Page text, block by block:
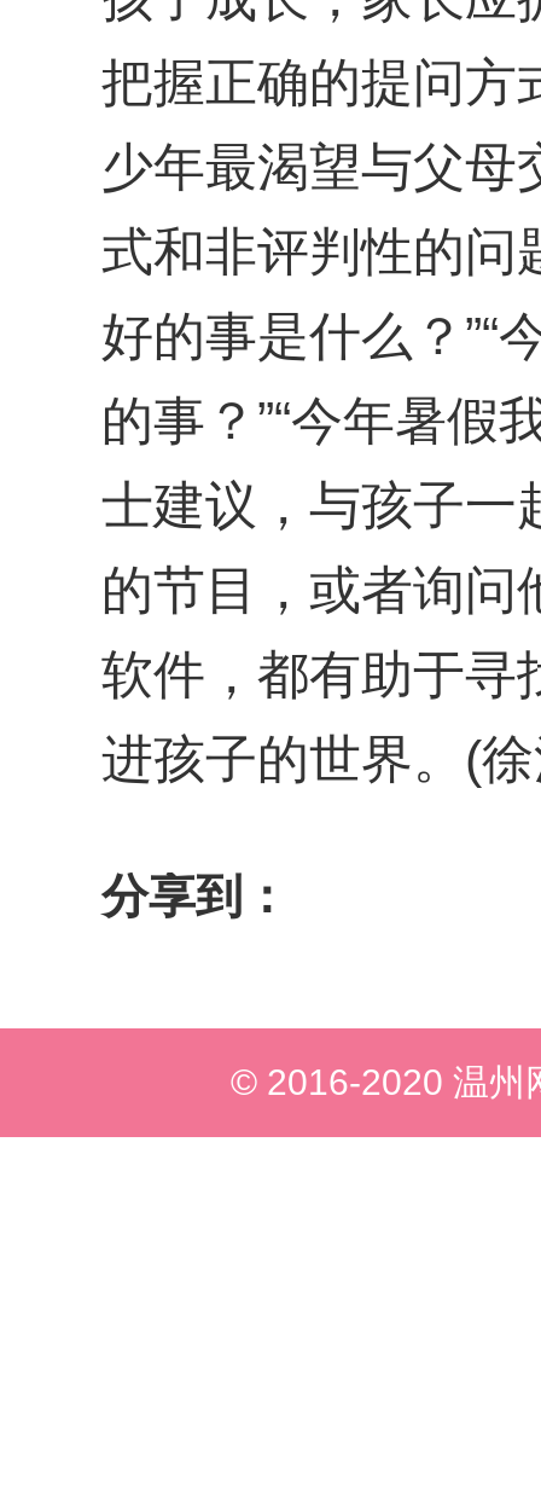
把握正确的提问方
少年最渴望与父母
式和非评判性的问
好的事是什么？”“
的事？”“今年暑假
士建议，与孩子一
的节目，或者询问
软件，都有助于寻
进孩子的世界。(
分享到：
© 2016-2020 温